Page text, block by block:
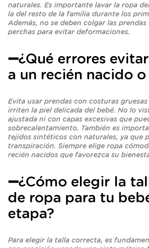
naturales. Es importante lavar la ropa
la del resto de la familia durante los
Además, no se deben colgar las prendas
perchas para evitar deformaciones.
➖¿Qué errores
a un recién nacido
Evita usar prendas con costuras
irriten la piel delicada del bebé. No lo
ajustada ni con capas excesivas que
sobrecalentamiento. También es
tejidos sintéticos con naturales, ya que
transpiración. Siempre elige ropa
recién nacidos que favorezca su
➖¿Cómo elegir la
de ropa para tu
etapa?
Para elegir la talla correcta, es